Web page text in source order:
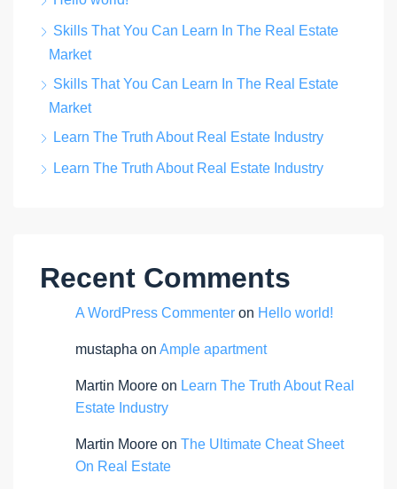
Skills That You Can Learn In The Real Estate
Market
Skills That You Can Learn In The Real Estate
Market
Learn The Truth About Real Estate Industry
Learn The Truth About Real Estate Industry
Recent Comments
A WordPress Commenter on Hello world!
mustapha on Ample apartment
Martin Moore on Learn The Truth About Real
Estate Industry
Martin Moore on The Ultimate Cheat Sheet
On Real Estate